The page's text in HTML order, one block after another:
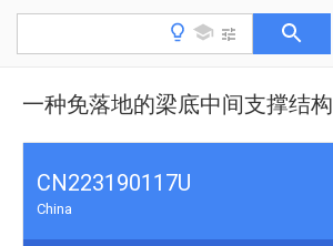
一种免落地的梁底中间支撑结构
CN223190117U
China